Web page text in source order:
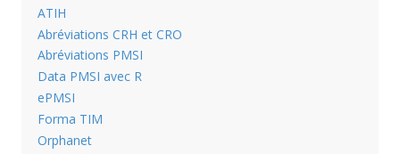
ATIH
Abréviations CRH et CRO
Abréviations PMSI
Data PMSI avec R
ePMSI
Forma TIM
Orphanet